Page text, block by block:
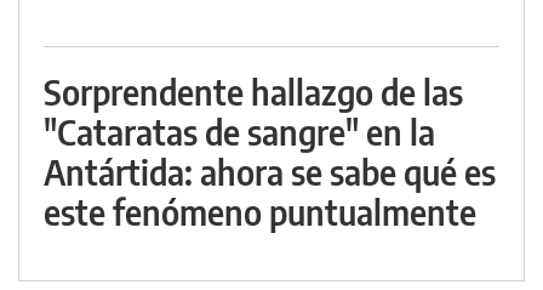
Sorprendente hallazgo de las
"Cataratas de sangre" en la
Antártida: ahora se sabe qué es
este fenómeno puntualmente